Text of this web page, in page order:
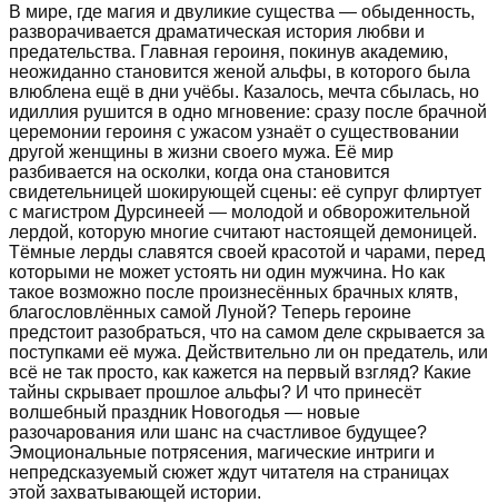
В мире, где магия и двуликие существа — обыденность,
разворачивается драматическая история любви и
предательства. Главная героиня, покинув академию,
неожиданно становится женой альфы, в которого была
влюблена ещё в дни учёбы. Казалось, мечта сбылась, но
идиллия рушится в одно мгновение: сразу после брачной
церемонии героиня с ужасом узнаёт о существовании
другой женщины в жизни своего мужа. Её мир
разбивается на осколки, когда она становится
свидетельницей шокирующей сцены: её супруг флиртует
с магистром Дурсинеей — молодой и обворожительной
лердой, которую многие считают настоящей демоницей.
Тёмные лерды славятся своей красотой и чарами, перед
которыми не может устоять ни один мужчина. Но как
такое возможно после произнесённых брачных клятв,
благословлённых самой Луной? Теперь героине
предстоит разобраться, что на самом деле скрывается за
поступками её мужа. Действительно ли он предатель, или
всё не так просто, как кажется на первый взгляд? Какие
тайны скрывает прошлое альфы? И что принесёт
волшебный праздник Новогодья — новые
разочарования или шанс на счастливое будущее?
Эмоциональные потрясения, магические интриги и
непредсказуемый сюжет ждут читателя на страницах
этой захватывающей истории.